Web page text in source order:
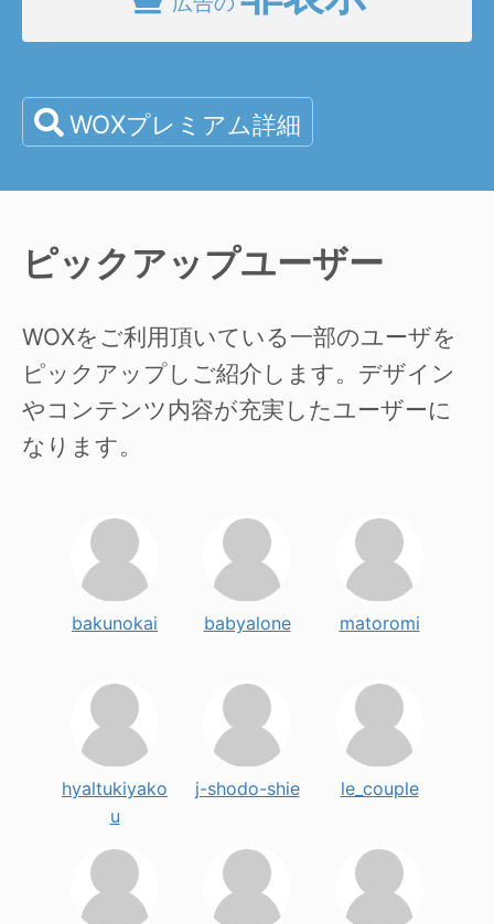
WOXプレミアム詳細
ピックアップユーザー
WOXをご利用頂いている一部のユーザを
ピックアップしご紹介します。デザイン
やコンテンツ内容が充実したユーザーに
なります。
bakunokai babyalone matoromi
hyaltukiyako
u
j-shodo-shie le_couple